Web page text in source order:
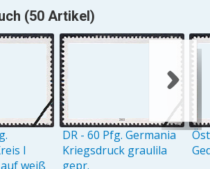
(50 Artikel)
I
weiß
DR - 60 Pfg. Germania
Kriegsdruck graulila
gepr.